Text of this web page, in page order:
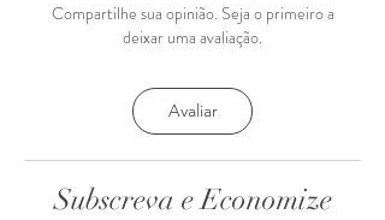
Compartilhe sua opinião. Seja o primeiro a
deixar uma avaliação.
Avaliar
Subscreva e Economize